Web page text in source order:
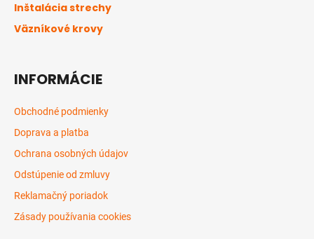
Inštalácia strechy
Väzníkové krovy
INFORMÁCIE
Obchodné podmienky
Doprava a platba
Ochrana osobných údajov
Odstúpenie od zmluvy
Reklamačný poriadok
Zásady používania cookies